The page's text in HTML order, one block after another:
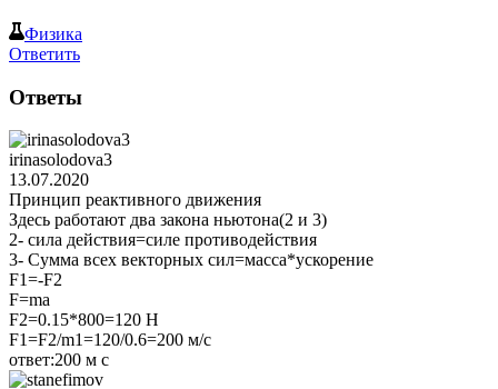
Физика
Ответить
Ответы
irinasolodova3
13.07.2020
Принцип реактивного движения
Здесь работают два закона ньютона(2 и 3)
2- сила действия=силе противодействия
3- Сумма всех векторных сил=масса*ускорение
F1=-F2
F=ma
F2=0.15*800=120 H
F1=F2/m1=120/0.6=200 м/c
ответ:200 м с